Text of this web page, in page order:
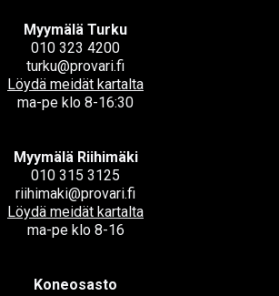
Myymälä Turku
010 323 4200
turku@provari.fi
Löydä meidät kartalta
ma-pe klo 8-16:30
Myymälä Riihimäki
010 315 3125
riihimaki@provari.fi
Löydä meidät kartalta
ma-pe klo 8-16
Koneosasto